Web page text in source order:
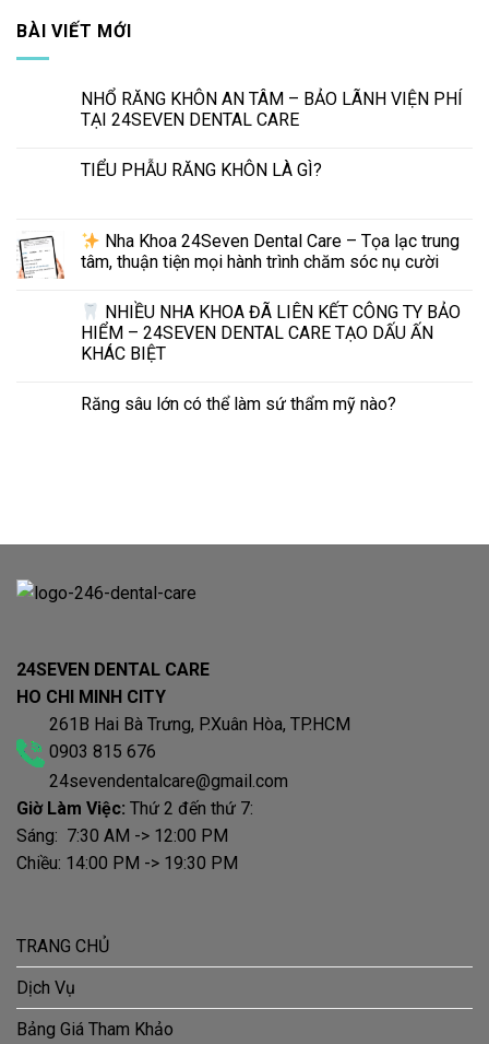
BÀI VIẾT MỚI
NHỔ RĂNG KHÔN AN TÂM – BẢO LÃNH VIỆN PHÍ
TẠI 24SEVEN DENTAL CARE
TIỂU PHẪU RĂNG KHÔN LÀ GÌ?
Nha Khoa 24Seven Dental Care – Tọa lạc trung
tâm, thuận tiện mọi hành trình chăm sóc nụ cười
NHIỀU NHA KHOA ĐÃ LIÊN KẾT CÔNG TY BẢO
HIỂM – 24SEVEN DENTAL CARE TẠO DẤU ẤN
KHÁC BIỆT
Răng sâu lớn có thể làm sứ thẩm mỹ nào?
24SEVEN DENTAL CARE
HO CHI MINH CITY
261B Hai Bà Trưng, P.Xuân Hòa, TP.HCM
0903 815 676
24sevendentalcare@gmail.com
Giờ Làm Việc: Thứ 2 đến thứ 7:
Sáng: 7:30 AM -> 12:00 PM
Chiều: 14:00 PM -> 19:30 PM
TRANG CHỦ
Dịch Vụ
Bảng Giá Tham Khảo